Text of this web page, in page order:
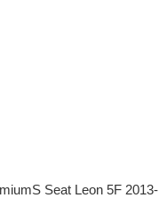
Seat Leon 5F 2013-